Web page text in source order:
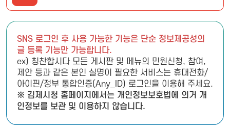
SNS 로그인 후 사용 가능한 기능은 단순 정보제공성의
글 등록 기능만 가능합니다.
ex) 칭찬합시다 모든 게시판 및 메뉴의 민원신청, 참여,
제안 등과 같은 본인 실명이 필요한 서비스는 휴대전화/
아이핀/정부 통합인증(Any_ID) 로그인을 이용해 주세요.
※ 김제시청 홈페이지에서는 개인정보보호법에 의거 개
인정보를 보관 및 이용하지 않습니다.